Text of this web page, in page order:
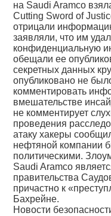
на Saudi Aramco
Cutting Sword of
отрицали
заявляли, что им
конфиденциальную
обещали ее
секретных данных
опубликовано не
комментировать
вмешательстве
не комментирует
проведения
атаку хакеры
нефтяной компании
политическими.
Saudi Aramco
правительства
причастно к
Бахрейне.
Новости